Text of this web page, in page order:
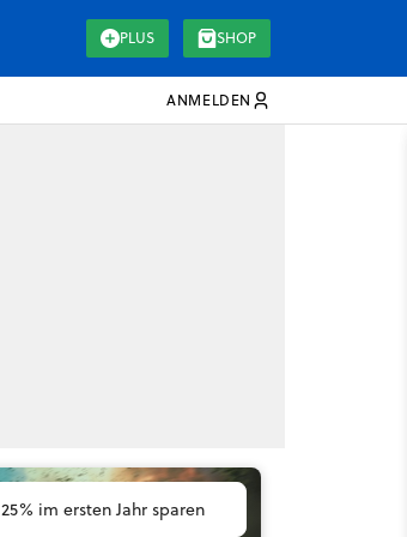
PLUS SHOP
ANMELDEN
25% im ersten Jahr sparen